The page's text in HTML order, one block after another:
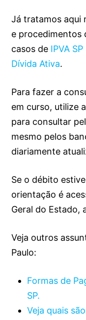
Já tratamos aqui
e procedimentos
casos de IPVA
Dívida Ativa.
Para fazer a
em curso, utilize
para consultar
mesmo pelos
diariamente
Se o débito
orientação é
Geral do Estado,
Veja outros
Paulo:
Formas de
SP.
Veja quais